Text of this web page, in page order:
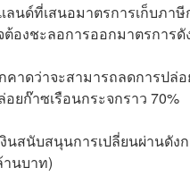
นด์ที่เสนอมาตรการเก็บภา
องชะลอการออกมาตรการ
คาดว่าจะสามารถลดการป
ยก๊าซเรือนกระจกราว 70%
นสนับสนุนการเปลี่ยนผ่านดั
นบาท)